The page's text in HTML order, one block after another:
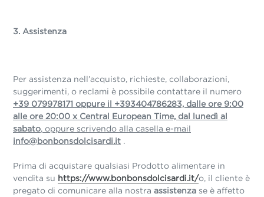
3. Assistenza
Per assistenza nell’acquisto, richieste, collaborazioni,
suggerimenti, o reclami è possibile contattare il numero
+39 079978171 oppure il +393404786283, dalle ore 9:00
alle ore 20:00 x Central European Time, dal lunedì al
sabato , oppure scrivendo alla casella e-mail
info@bonbonsdolcisardi.it
Prima di acquistare qualsiasi Prodotto alimentare in
vendita su https://www.bonbonsdolcisardi.it/o, il cliente è
pregato di comunicare alla nostra assistenza se è affetto